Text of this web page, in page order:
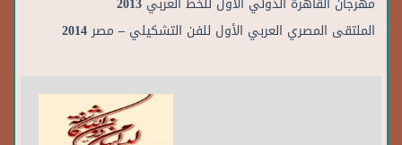
الملتقى المصري العربي الأول للفن التشكيلي – مصر 2014